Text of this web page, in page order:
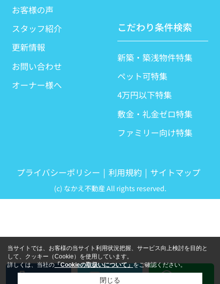
電話 メール LINE
お客様の声
スタッフ紹介
更新情報
お問い合わせ
オーナー様へ
こだわり条件検索
新築・築浅物件特集
ペット可特集
4万円以下特集
敷金・礼金ゼロ特集
ファミリー向け特集
プライバシーポリシー 利用規約 サイトマップ
(c) なかえ不動産 All rights reserved.
当サイトでは、お客様の当サイト利用状況把握、サービス向上検討を目的と
して、クッキー（Cookie）を使用しています。
詳しくは、当社の「Cookieの取扱いについて」をご確認ください。
閉じる